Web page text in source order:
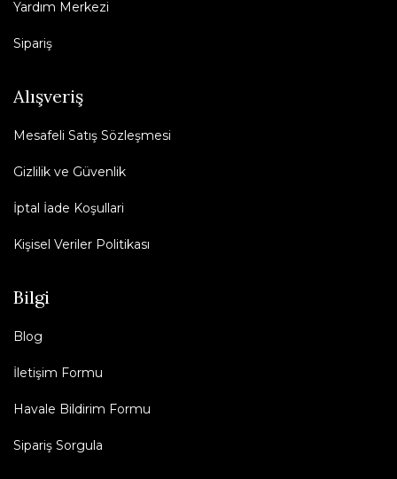
Yardım Merkezi
Sipariş
Alışveriş
Mesafeli Satış Sözleşmesi
Gizlilik ve Güvenlik
İptal İade Koşullari
Kişisel Veriler Politikası
Bilgi
Blog
İletişim Formu
Havale Bildirim Formu
Sipariş Sorgula